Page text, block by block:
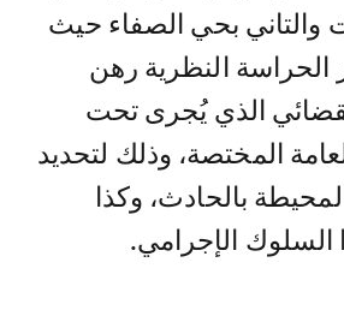
والتاني بحي الصفاء حيث
الحراسة النظرية رهن
الذي يُجرى تحت
المختصة، وذلك لتحديد
بالحادث، وكذا
السلوك الإجرامي.